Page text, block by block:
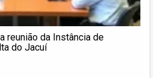
reunião da Instância de
do Jacuí